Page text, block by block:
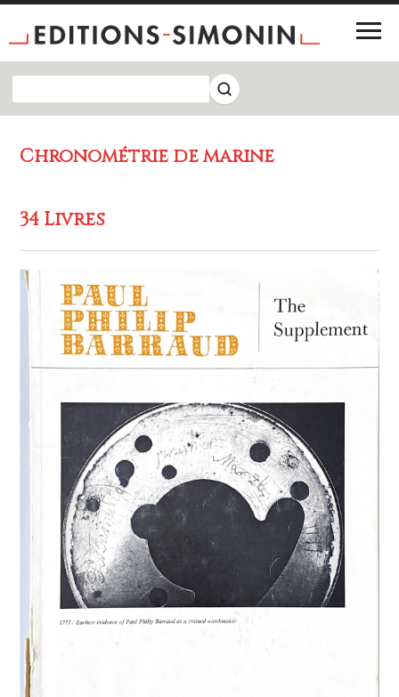
Chronométrie de marine
34 Livres